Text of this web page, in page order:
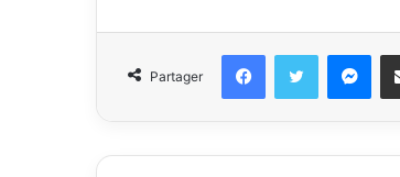
Partager
FacebookTwitter